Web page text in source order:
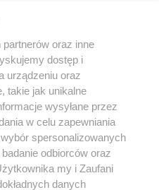
Regulamin
Dystrybucja
Polityka Prywatności
newslettera
poinformowanych!
oraz inne
dostęp i
urządzeniu oraz
takie jak unikalne
wysyłane przez
w celu zapewniania
spersonalizowanych
odbiorców oraz
my i Zaufani
danych